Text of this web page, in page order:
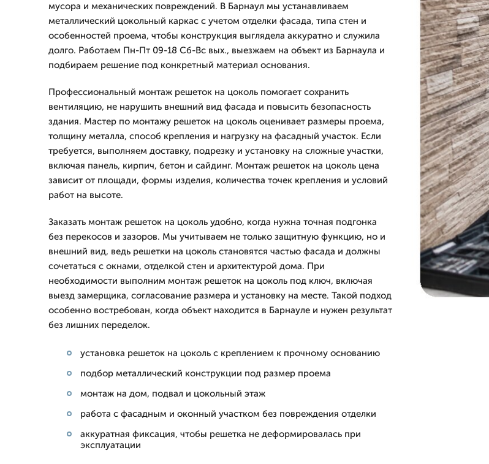
мусора и механических повреждений. В Барнаул мы устанавливаем
металлический цокольный каркас с учетом отделки фасада, типа стен и
особенностей проема, чтобы конструкция выглядела аккуратно и служила
долго. Работаем Пн-Пт 09-18 Сб-Вс вых., выезжаем на объект из Барнаула и
подбираем решение под конкретный материал основания.
Профессиональный монтаж решеток на цоколь помогает сохранить
вентиляцию, не нарушить внешний вид фасада и повысить безопасность
здания. Мастер по монтажу решеток на цоколь оценивает размеры проема,
толщину металла, способ крепления и нагрузку на фасадный участок. Если
требуется, выполняем доставку, подрезку и установку на сложные участки,
включая панель, кирпич, бетон и сайдинг. Монтаж решеток на цоколь цена
зависит от площади, формы изделия, количества точек крепления и условий
работ на высоте.
Заказать монтаж решеток на цоколь удобно, когда нужна точная подгонка
без перекосов и зазоров. Мы учитываем не только защитную функцию, но и
внешний вид, ведь решетки на цоколь становятся частью фасада и должны
сочетаться с окнами, отделкой стен и архитектурой дома. При
необходимости выполним монтаж решеток на цоколь под ключ, включая
выезд замерщика, согласование размера и установку на месте. Такой подход
особенно востребован, когда объект находится в Барнауле и нужен результат
без лишних переделок.
установка решеток на цоколь с креплением к прочному основанию
подбор металлический конструкции под размер проема
монтаж на дом, подвал и цокольный этаж
работа с фасадным и оконный участком без повреждения отделки
аккуратная фиксация, чтобы решетка не деформировалась при
эксплуатации